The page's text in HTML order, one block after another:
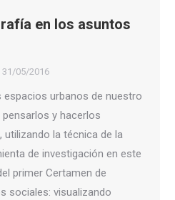
en los asuntos
31/05/2016
espacios urbanos de nuestro
y hacerlos
utilizando la técnica de la
de investigación en este
primer Certamen de
sociales: visualizando